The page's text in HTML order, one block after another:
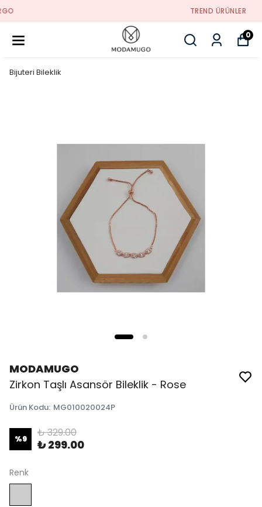
0
Bijuteri Bileklik
MODAMUGO
Zirkon Taşlı Asansör Bileklik - Rose
Ürün Kodu: MG010020024P
%9 ₺ 329.00
₺ 299.00
Renk